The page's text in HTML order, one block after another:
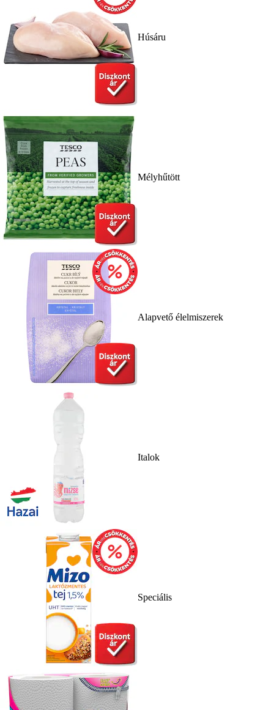
Húsáru
Mélyhűtött
Alapvető élelmiszerek
Italok
Speciális